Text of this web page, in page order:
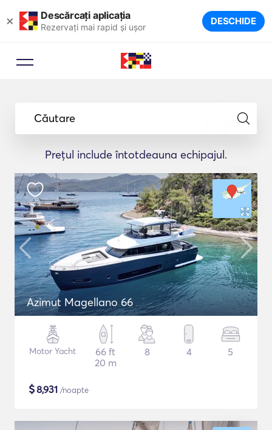
× Descărcați aplicația
Rezervați mai rapid și ușor DESCHIDE
Căutare
Prețul include întotdeauna echipajul.
Azimut Magellano 66
Motor Yacht
66 ft
20 m
8 4 5
$8,931 /noapte